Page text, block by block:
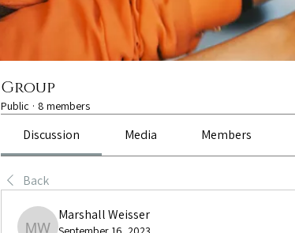
Group
Public · 8 members
Discussion Media Members
Back
Marshall Weisser